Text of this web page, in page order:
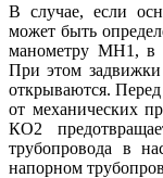
В случае, если
может быть
манометру МН1, в
При этом
открываются.
от механических
КО2
трубопровода в
напорном